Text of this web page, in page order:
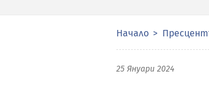
Начало
25 Януари 2024